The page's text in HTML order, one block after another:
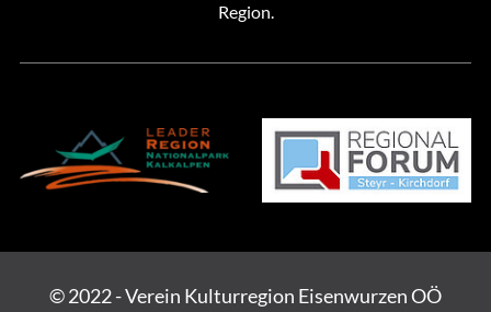
Region.
© 2022 - Verein Kulturregion Eisenwurzen OÖ